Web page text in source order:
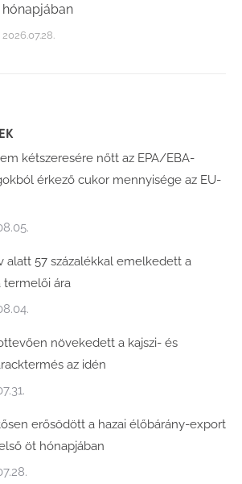
hónapjában
2026.07.28.
kétszeresére nőtt az EPA/EBA-
érkező cukor mennyisége az EU-
alatt 57 százalékkal emelkedett a
termelői ára
növekedett a kajszi- és
az idén
erősödött a hazai élőbárány-export
öt hónapjában